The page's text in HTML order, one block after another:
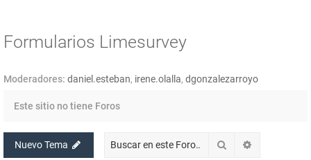
Formularios Limesurvey
Moderadores: daniel.esteban, irene.olalla, dgonzalezarroyo
Este sitio no tiene Foros
Nuevo Tema Buscar